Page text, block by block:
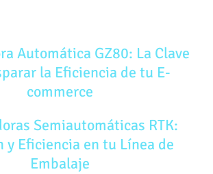
Automática GZ80: La Clave
la Eficiencia de tu E-
commerce
Semiautomáticas RTK:
y Eficiencia en tu Línea de
Embalaje